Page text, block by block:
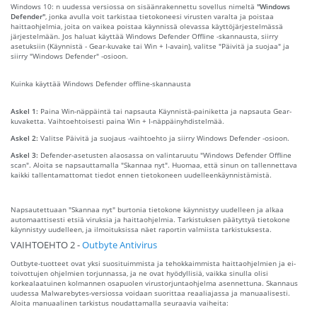
Windows 10: n uudessa versiossa on sisäänrakennettu sovellus nimeltä "Windows
Defender" , jonka avulla voit tarkistaa tietokoneesi virusten varalta ja poistaa
haittaohjelmia, joita on vaikea poistaa käynnissä olevassa käyttöjärjestelmässä
järjestelmään. Jos haluat käyttää Windows Defender Offline -skannausta, siirry
asetuksiin (Käynnistä - Gear-kuvake tai Win + I-avain), valitse "Päivitä ja suojaa" ja
siirry "Windows Defender" -osioon.
Kuinka käyttää Windows Defender offline-skannausta
Askel 1: Paina Win-näppäintä tai napsauta Käynnistä-painiketta ja napsauta Gear-
kuvaketta. Vaihtoehtoisesti paina Win + I-näppäinyhdistelmää.
Askel 2: Valitse Päivitä ja suojaus -vaihtoehto ja siirry Windows Defender -osioon.
Askel 3: Defender-asetusten alaosassa on valintaruutu "Windows Defender Offline
scan". Aloita se napsauttamalla "Skannaa nyt". Huomaa, että sinun on tallennettava
kaikki tallentamattomat tiedot ennen tietokoneen uudelleenkäynnistämistä.
Napsautettuaan "Skannaa nyt" burtonia tietokone käynnistyy uudelleen ja alkaa
automaattisesti etsiä viruksia ja haittaohjelmia. Tarkistuksen päätyttyä tietokone
käynnistyy uudelleen, ja ilmoituksissa näet raportin valmiista tarkistuksesta.
VAIHTOEHTO 2 -Outbyte Antivirus
Outbyte-tuotteet ovat yksi suosituimmista ja tehokkaimmista haittaohjelmien ja ei-
toivottujen ohjelmien torjunnassa, ja ne ovat hyödyllisiä, vaikka sinulla olisi
korkealaatuinen kolmannen osapuolen virustorjuntaohjelma asennettuna. Skannaus
uudessa Malwarebytes-versiossa voidaan suorittaa reaaliajassa ja manuaalisesti.
Aloita manuaalinen tarkistus noudattamalla seuraavia vaiheita: